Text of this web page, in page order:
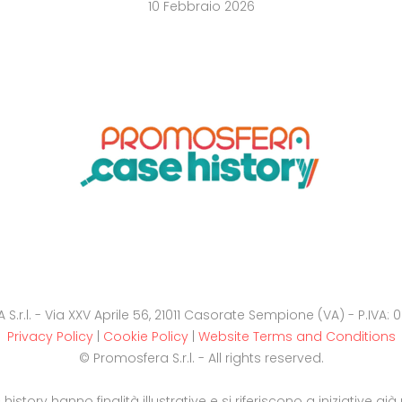
10 Febbraio 2026
S.r.l. - Via XXV Aprile 56, 21011 Casorate Sempione (VA) - P.IVA:
Privacy Policy| Cookie Policy| Website Terms and Conditions
© Promosfera S.r.l. - All rights reserved.